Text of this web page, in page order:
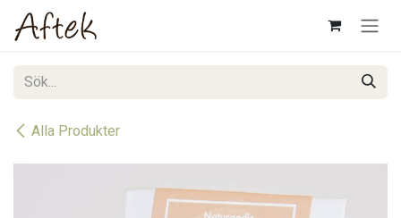
Hoppa till innehåll
Alla Produkter